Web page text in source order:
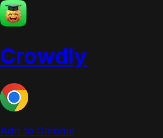
Crowdly
Add to Chrome